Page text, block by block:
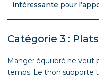
intéressante pour
Catégorie 3 :
Manger équilibré ne veut
temps. Le thon supporte